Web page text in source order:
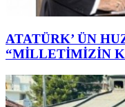
ATATÜRK’ ÜN
“MİLLETİMİZİN